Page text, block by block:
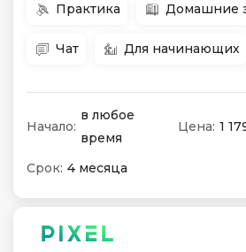
Практика Домашние
Чат Для начинающих
Начало:
в любое
время
Цена: 1
Срок: 4 месяца